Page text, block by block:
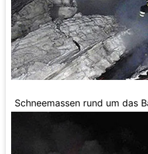
Schneemassen rund um das